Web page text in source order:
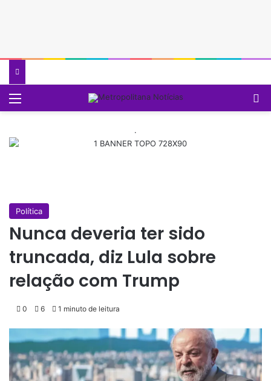
.
Política
Nunca deveria ter sido
truncada, diz Lula sobre
relação com Trump
0 6 1 minuto de leitura